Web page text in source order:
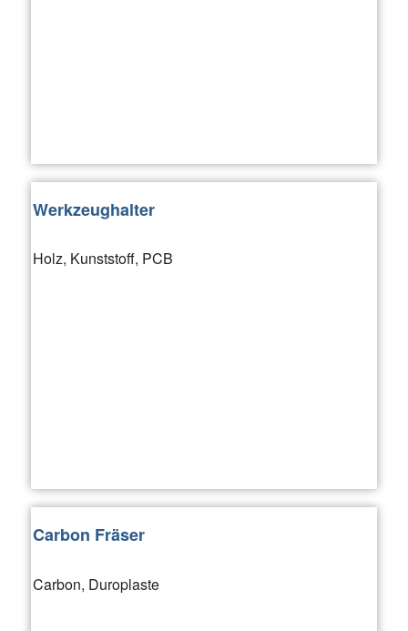
Werkzeughalter
Holz, Kunststoff, PCB
Carbon Fräser
Carbon, Duroplaste